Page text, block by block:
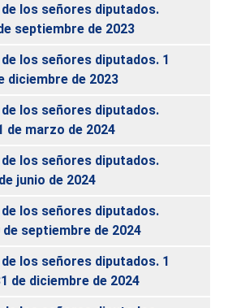
los señores diputados.
septiembre de 2023
los señores diputados. 1
diciembre de 2023
los señores diputados.
de marzo de 2024
los señores diputados.
junio de 2024
los señores diputados.
de septiembre de 2024
los señores diputados. 1
de diciembre de 2024